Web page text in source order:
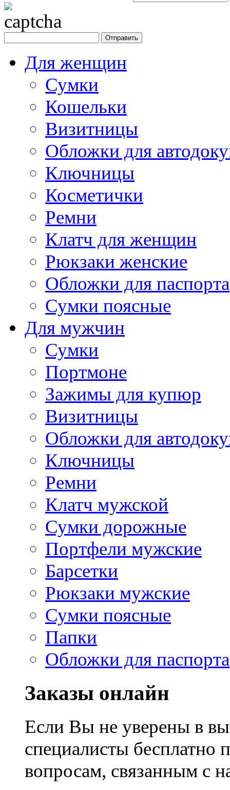
Для женщин
Сумки
Кошельки
Визитницы
Обложки для
Ключницы
Косметички
Ремни
Клатч для женщин
Рюкзаки женские
Обложки для паспорта
Сумки поясные
Для мужчин
Сумки
Портмоне
Зажимы для купюр
Визитницы
Обложки для
Ключницы
Ремни
Клатч мужской
Сумки дорожные
Портфели мужские
Барсетки
Рюкзаки мужские
Сумки поясные
Папки
Обложки для паспорта
Заказы онлайн
Если Вы не уверены в
специалисты
вопросам, связанным с